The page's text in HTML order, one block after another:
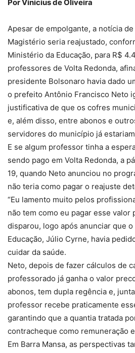
Por Vinicius de Oliveira
Apesar de empolgante, a notícia
Magistério seria reajustado,
Ministério da Educação, para R$
professores de Volta Redonda,
presidente Bolsonaro havia dado
o prefeito Antônio Francisco Neto
justificativa de que os cofres
e, além disso, entre abonos e
servidores do município já
E se algum professor tinha a
sendo pago em Volta Redonda, a
19, quando Neto anunciou no
não teria como pagar o reajuste
“Eu lamento muito pelos
não tem como eu pagar esse valor
disparou, logo após anunciar que
Educação, Júlio Cyrne, havia
cuidar da saúde.
Neto, depois de fazer cálculos de
professorado já ganha o valor
abonos, tem dupla regência e,
professor recebe praticamente
garantindo que a quantia tratada
contracheque como remuneração
Em Barra Mansa, as perspectivas